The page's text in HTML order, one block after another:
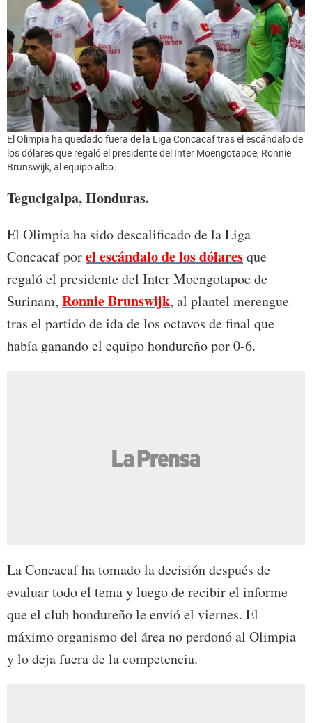
El Olimpia ha quedado fuera de la Liga Concacaf tras el escándalo de
los dólares que regaló el presidente del Inter Moengotapoe, Ronnie
Brunswijk, al equipo albo.
Tegucigalpa, Honduras.
El Olimpia ha sido descalificado de la Liga
Concacaf porel escándalo de los dólaresque
regaló el presidente del Inter Moengotapoe de
Surinam, Ronnie Brunswijk, al plantel merengue
tras el partido de ida de los octavos de final que
había ganando el equipo hondureño por 0-6.
La Concacaf ha tomado la decisión después de
evaluar todo el tema y luego de recibir el informe
que el club hondureño le envió el viernes. El
máximo organismo del área no perdonó al Olimpia
y lo deja fuera de la competencia.